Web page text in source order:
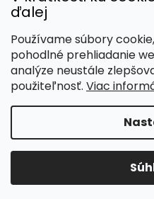
ďalej
Používame súbory
pohodlné prehliadanie
analýze neustále
použiteľnosť. Viac
Obľúbené
Copyright 2026
vyhradené.